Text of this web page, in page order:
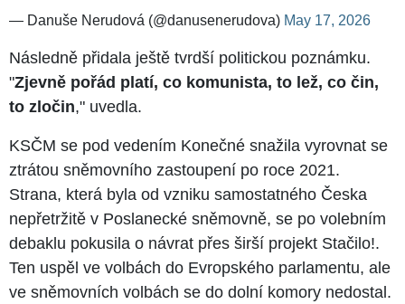
— Danuše Nerudová (@danusenerudova) May 17, 2026
Následně přidala ještě tvrdší politickou poznámku.
"Zjevně pořád platí, co komunista, to lež, co čin,
to zločin," uvedla.
KSČM se pod vedením Konečné snažila vyrovnat se
ztrátou sněmovního zastoupení po roce 2021.
Strana, která byla od vzniku samostatného Česka
nepřetržitě v Poslanecké sněmovně, se po volebním
debaklu pokusila o návrat přes širší projekt Stačilo!.
Ten uspěl ve volbách do Evropského parlamentu, ale
ve sněmovních volbách se do dolní komory nedostal.